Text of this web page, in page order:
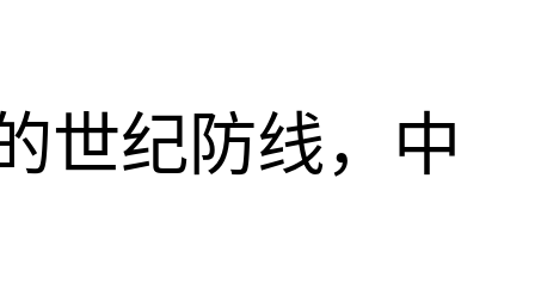
世纪防线，中